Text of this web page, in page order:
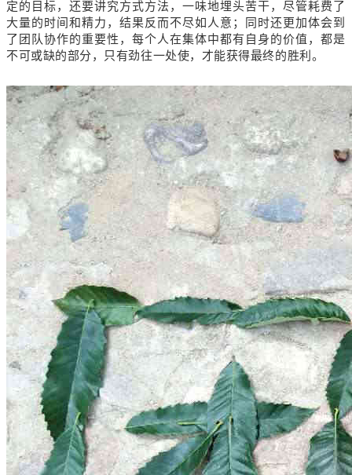
定的目标，还要讲究方式方法，一味地埋头苦干，尽管耗费了
大量的时间和精力，结果反而不尽如人意；同时还更加体会到
了团队协作的重要性，每个人在集体中都有自身的价值，都是
不可或缺的部分，只有劲往一处使，才能获得最终的胜利。